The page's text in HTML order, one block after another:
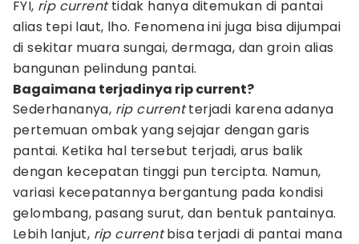
FYI, rip currenttidak hanya ditemukan di pantai
alias tepi laut, lho. Fenomena ini juga bisa dijumpai
di sekitar muara sungai, dermaga, dan groin alias
bangunan pelindung pantai.
Bagaimana terjadinya rip current?
Sederhananya, rip currentterjadi karena adanya
pertemuan ombak yang sejajar dengan garis
pantai. Ketika hal tersebut terjadi, arus balik
dengan kecepatan tinggi pun tercipta. Namun,
variasi kecepatannya bergantung pada kondisi
gelombang, pasang surut, dan bentuk pantainya.
Lebih lanjut, rip currentbisa terjadi di pantai mana